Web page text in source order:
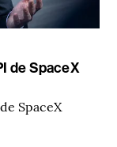
de SpaceX
SpaceX